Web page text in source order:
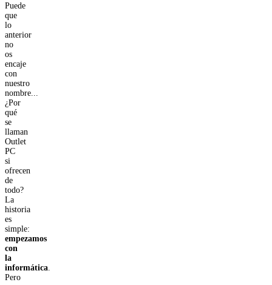
Puede
que
lo
anterior
no
os
encaje
con
nuestro
nombre...
¿Por
qué
se
llaman
Outlet
PC
si
ofrecen
de
todo?
La
historia
es
simple:
empezamos
con
la
informática
Pero